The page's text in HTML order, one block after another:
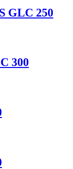
GLC 250
300